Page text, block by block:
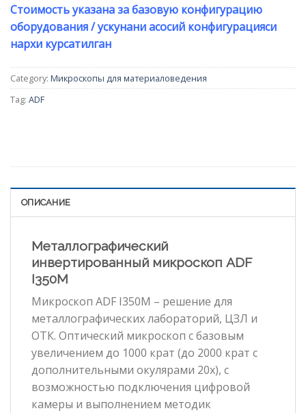
Стоимость указана за базовую конфигурацию
оборудования / ускунани асосий конфигурацияси
нархи курсатилган
Category: Микроскопы для материаловедения
Tag: ADF
ОПИСАНИЕ
Металлографический
инвертированный микроскоп ADF
I350M
Микроскоп ADF I350M – решение для
металлографических лабораторий, ЦЗЛ и
ОТК. Оптический микроскоп с базовым
увеличением до 1000 крат (до 2000 крат с
дополнительными окулярами 20х), с
возможностью подключения цифровой
камеры и выполнением методик